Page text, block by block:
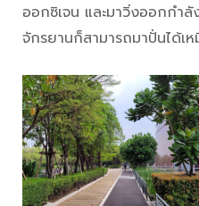
ออกซิเจน และมาวิ่งออกกำ
จักรยานก็สามารถมาปั่นได้เ